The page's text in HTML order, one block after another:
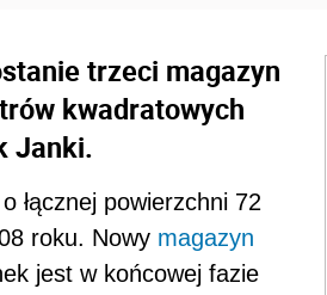
trzeci magazyn
kwadratowych
Janki.
łącznej powierzchni 72
roku. Nowy magazyn
jest w końcowej fazie